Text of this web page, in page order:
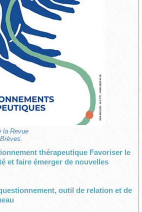
la Revue
et faire émerger de nouvelles
outil de relation et de